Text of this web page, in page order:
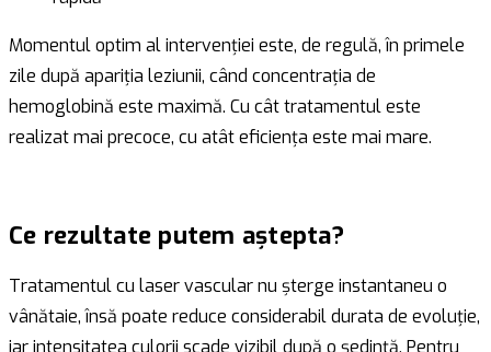
Momentul optim al intervenției este, de regulă, în primele
zile după apariția leziunii, când concentrația de
hemoglobină este maximă. Cu cât tratamentul este
realizat mai precoce, cu atât eficiența este mai mare.
Ce rezultate putem aștepta?
Tratamentul cu laser vascular nu șterge instantaneu o
vânătaie, însă poate reduce considerabil durata de evoluție,
iar intensitatea culorii scade vizibil după o ședință. Pentru